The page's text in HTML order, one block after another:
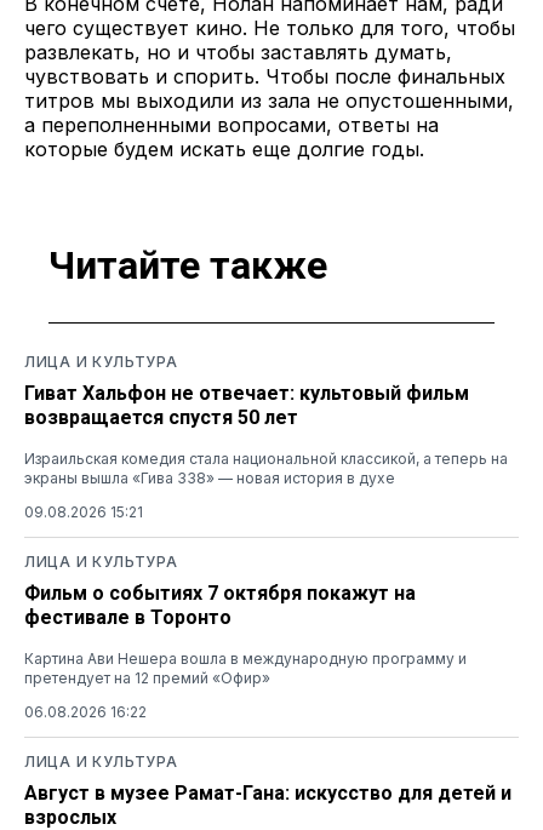
чего существует кино. Не только для того, чтобы
развлекать, но и чтобы заставлять думать,
чувствовать и спорить. Чтобы после финальных
титров мы выходили из зала не опустошенными,
а переполненными вопросами, ответы на
которые будем искать еще долгие годы.
Читайте также
ЛИЦА И КУЛЬТУРА
Гиват Хальфон не отвечает: культовый фильм
возвращается спустя 50 лет
Израильская комедия стала национальной классикой, а теперь на
экраны вышла «Гива 338» — новая история в духе
09.08.2026 15:21
ЛИЦА И КУЛЬТУРА
Фильм о событиях 7 октября покажут на
фестивале в Торонто
Картина Ави Нешера вошла в международную программу и
претендует на 12 премий «Офир»
06.08.2026 16:22
ЛИЦА И КУЛЬТУРА
Август в музее Рамат-Гана: искусство для детей и
взрослых